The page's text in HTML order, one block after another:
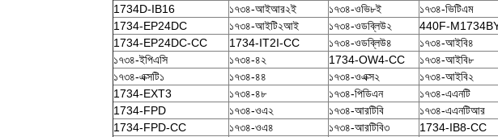
1734D-IB16
১৭৩৪-আইআর২ই ১৭৩৪-ওভি৮ই
১৭৩৪-ভিটিএম
1734-EP24DC
১৭৩৪-আইটি২আই ১৭৩৪-ওডব্লিউ২
440F-
1734-EP24DC-CC
1734-IT2I-CC ১৭৩৪-ওডব্লিউ৪
১৭৩৪-আইবি৪
১৭৩৪-ইপিএসি
১৭৩৪-৪২ 1734-OW4-CC
১৭৩৪-আইবি৮
১৭৩৪-এক্সটি১
১৭৩৪-৪৪ ১৭৩৪-ওএক্স২
১৭৩৪-আইবি২
1734-EXT3
১৭৩৪-৪৮ ১৭৩৪-পিডিএন
১৭৩৪-এএনটি
1734-FPD
১৭৩৪-ওএ২ ১৭৩৪-আরটিবি
১৭৩৪-এএনটিআর
1734-FPD-CC
১৭৩৪-ওএ৪ ১৭৩৪-আরটিবি৩
1734-IB8-CC